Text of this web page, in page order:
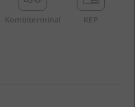
Kombi­terminal KEP